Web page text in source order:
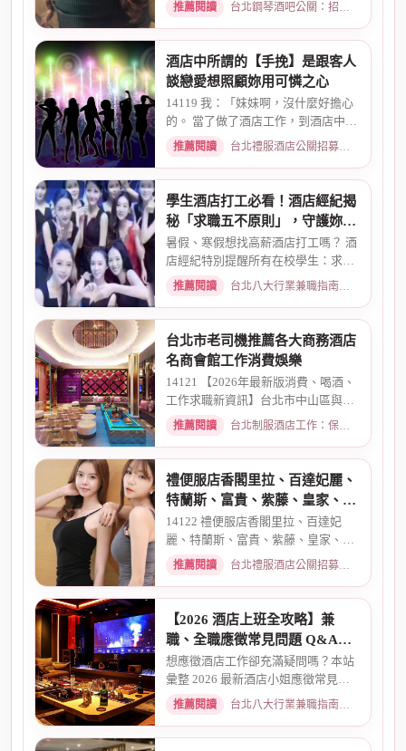
推薦閱讀 台北鋼琴酒吧公關：招募條件與工作環境介紹 · 2026-05-09
酒店中所謂的【手挽】是跟客人
談戀愛想照顧妳用可憐之心
14119 我：「妹妹啊，沒什麼好擔心
的。 當了做了酒店工作，到酒店中，
還有兩個機會 一個是單純、...
推薦閱讀 台北禮服酒店公關招募：兼職工作內容與薪資規範 · 2026-01-08
學生酒店打工必看！酒店經紀揭
秘「求職五不原則」，守護妳的
求職安全
暑假、寒假想找高薪酒店打工嗎？ 酒
店經紀特別提醒所有在校學生：求職
時請務必堅守「五不原則」...
推薦閱讀 台北八大行業兼職指南：熱門職缺與求職須知 · 2026-03-09
台北市老司機推薦各大商務酒店
名商會館工作消費娛樂
14121 【2026年最新版消費、喝酒、
工作求職新資訊】台北市中山區與東
區酒店老司機推薦舒壓會館、...
推薦閱讀 台北制服酒店工作：保障現領薪資與職缺總覽 · 2026-04-01
禮便服店香閣里拉、百達妃麗、
特蘭斯、富貴、紫藤、皇家、金
典酒店消費
14122 禮便服店香閣里拉、百達妃
麗、特蘭斯、富貴、紫藤、皇家、金
典、消費喝酒 、金拿督、101會...
推薦閱讀 台北禮服酒店公關招募：兼職工作內容與薪資規範 · 2026-06-04
【2026 酒店上班全攻略】兼
職、全職應徵常見問題 Q&A：
薪資、安全、環境全解析
想應徵酒店工作卻充滿疑問嗎？本站
彙整 2026 最新酒店小姐應徵常見問
題 Q&A。深入解析全職與兼職...
推薦閱讀 台北八大行業兼職指南：熱門職缺與求職須知 · 2026-03-09